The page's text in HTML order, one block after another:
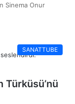
Sinema Onur
SANATTUBE
Türküsü’nü